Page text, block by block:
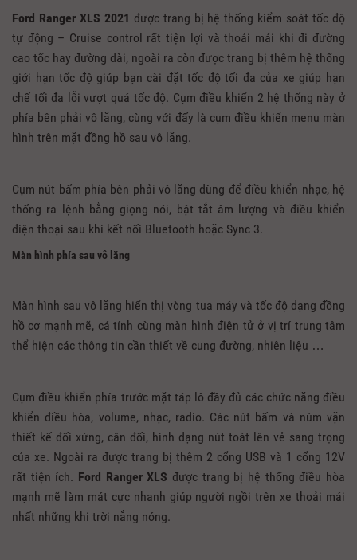
Ford Ranger XLS 2021 được trang bị hệ thống kiểm soát tốc độ
tự động – Cruise control rất tiện lợi và thoải mái khi đi đường
cao tốc hay đường dài, ngoài ra còn được trang bị thêm hệ thống
giới hạn tốc độ giúp bạn cài đặt tốc độ tối đa của xe giúp hạn
chế tối đa lỗi vượt quá tốc độ. Cụm điều khiển 2 hệ thống này ở
phía bên phải vô lăng, cùng với đấy là cụm điều khiển menu màn
hình trên mặt đồng hồ sau vô lăng.
Cụm nút bấm phía bên phải vô lăng dùng để điều khiển nhạc, hệ
thống ra lệnh bằng giọng nói, bật tắt âm lượng và điều khiển
điện thoại sau khi kết nối Bluetooth hoặc Sync 3.
Màn hình phía sau vô lăng
Màn hình sau vô lăng hiển thị vòng tua máy và tốc độ dạng đồng
hồ cơ mạnh mẽ, cá tính cùng màn hình điện tử ở vị trí trung tâm
thể hiện các thông tin cần thiết về cung đường, nhiên liệu …
Cụm điều khiển phía trước mặt táp lô đầy đủ các chức năng điều
khiển điều hòa, volume, nhạc, radio. Các nút bấm và núm vặn
thiết kế đối xứng, cân đối, hình dạng nút toát lên vẻ sang trọng
của xe. Ngoài ra được trang bị thêm 2 cổng USB và 1 cổng 12V
rất tiện ích. Ford Ranger XLS được trang bị hệ thống điều hòa
mạnh mẽ làm mát cực nhanh giúp người ngồi trên xe thoải mái
nhất những khi trời nắng nóng.